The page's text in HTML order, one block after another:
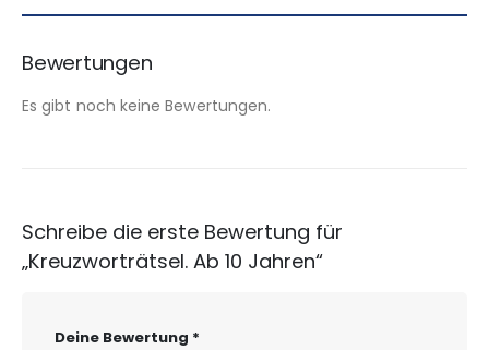
Bewertungen
Es gibt noch keine Bewertungen.
Schreibe die erste Bewertung für
„Kreuzworträtsel. Ab 10 Jahren“
Deine Bewertung *